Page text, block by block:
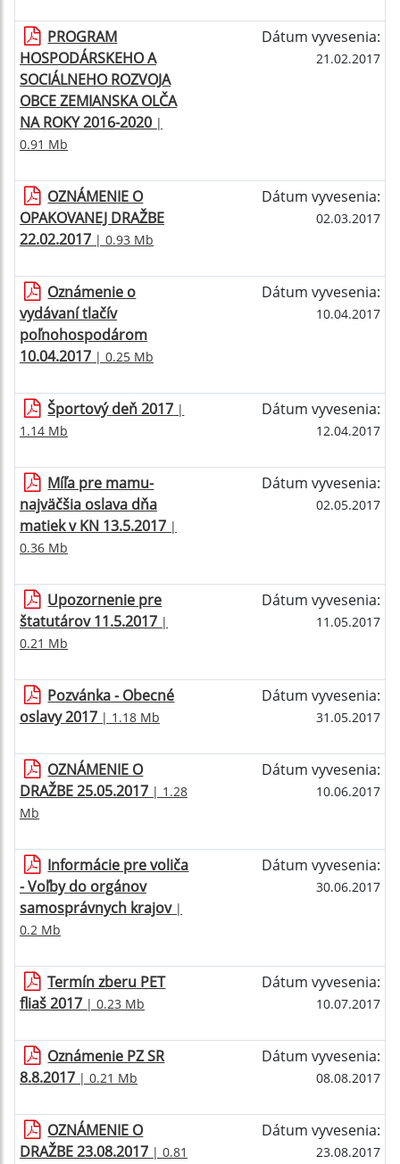
PROGRAM
HOSPODÁRSKEHO A
SOCIÁLNEHO ROZVOJA
OBCE ZEMIANSKA OLČA
NA ROKY 2016-2020 |
0.91 Mb
Dátum vyvesenia:
21.02.2017
OZNÁMENIE O
OPAKOVANEJ DRAŽBE
22.02.2017 | 0.93 Mb
Dátum vyvesenia:
02.03.2017
Oznámenie o
vydávaní tlačív
poľnohospodárom
10.04.2017 | 0.25 Mb
Dátum vyvesenia:
10.04.2017
Športový deň 2017 |
1.14 Mb
Dátum vyvesenia:
12.04.2017
Míľa pre mamu-
najväčšia oslava dňa
matiek v KN 13.5.2017 |
0.36 Mb
Dátum vyvesenia:
02.05.2017
Upozornenie pre
štatutárov 11.5.2017 |
0.21 Mb
Dátum vyvesenia:
11.05.2017
Pozvánka - Obecné
oslavy 2017 | 1.18 Mb
Dátum vyvesenia:
31.05.2017
OZNÁMENIE O
DRAŽBE 25.05.2017 | 1.28
Mb
Dátum vyvesenia:
10.06.2017
Informácie pre voliča
- Voľby do orgánov
samosprávnych krajov|
0.2 Mb
Dátum vyvesenia:
30.06.2017
Termín zberu PET
fliaš 2017 | 0.23 Mb
Dátum vyvesenia:
10.07.2017
Oznámenie PZ SR
8.8.2017 | 0.21 Mb
Dátum vyvesenia:
08.08.2017
OZNÁMENIE O
DRAŽBE 23.08.2017 | 0.81
Dátum vyvesenia:
23.08.2017